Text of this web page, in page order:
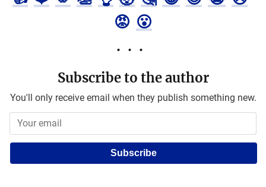
😡 😮
Subscribe to the author
You'll only receive email when they publish something new.
Subscribe